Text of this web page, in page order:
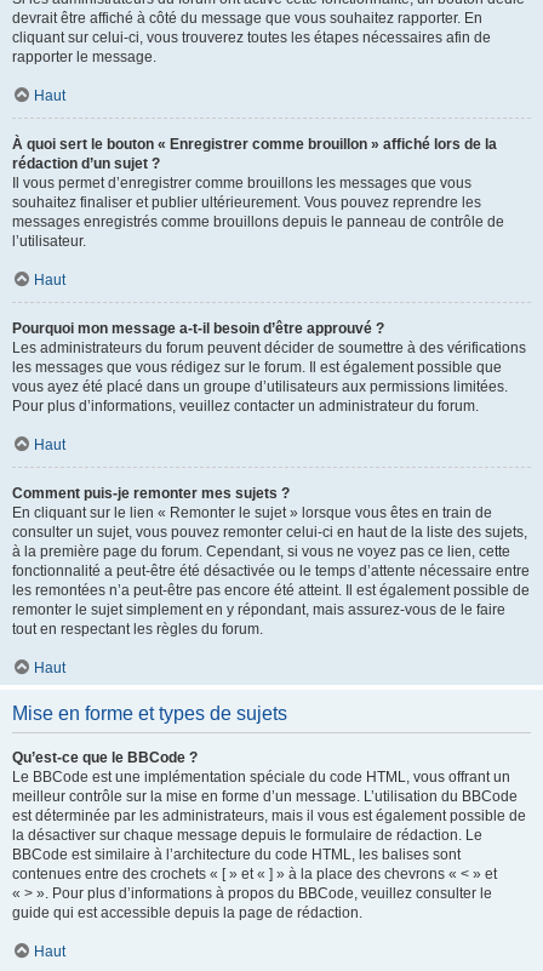
devrait être affiché à côté du message que vous souhaitez rapporter. En
cliquant sur celui-ci, vous trouverez toutes les étapes nécessaires afin de
rapporter le message.
Haut
À quoi sert le bouton « Enregistrer comme brouillon » affiché lors de la
rédaction d’un sujet ?
Il vous permet d’enregistrer comme brouillons les messages que vous
souhaitez finaliser et publier ultérieurement. Vous pouvez reprendre les
messages enregistrés comme brouillons depuis le panneau de contrôle de
l’utilisateur.
Haut
Pourquoi mon message a-t-il besoin d’être approuvé ?
Les administrateurs du forum peuvent décider de soumettre à des vérifications
les messages que vous rédigez sur le forum. Il est également possible que
vous ayez été placé dans un groupe d’utilisateurs aux permissions limitées.
Pour plus d’informations, veuillez contacter un administrateur du forum.
Haut
Comment puis-je remonter mes sujets ?
En cliquant sur le lien « Remonter le sujet » lorsque vous êtes en train de
consulter un sujet, vous pouvez remonter celui-ci en haut de la liste des sujets,
à la première page du forum. Cependant, si vous ne voyez pas ce lien, cette
fonctionnalité a peut-être été désactivée ou le temps d’attente nécessaire entre
les remontées n’a peut-être pas encore été atteint. Il est également possible de
remonter le sujet simplement en y répondant, mais assurez-vous de le faire
tout en respectant les règles du forum.
Haut
Mise en forme et types de sujets
Qu’est-ce que le BBCode ?
Le BBCode est une implémentation spéciale du code HTML, vous offrant un
meilleur contrôle sur la mise en forme d’un message. L’utilisation du BBCode
est déterminée par les administrateurs, mais il vous est également possible de
la désactiver sur chaque message depuis le formulaire de rédaction. Le
BBCode est similaire à l’architecture du code HTML, les balises sont
contenues entre des crochets « [ » et « ] » à la place des chevrons « < » et
« > ». Pour plus d’informations à propos du BBCode, veuillez consulter le
guide qui est accessible depuis la page de rédaction.
Haut